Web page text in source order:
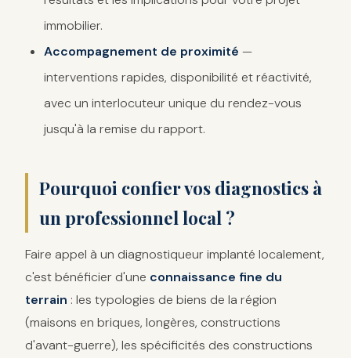
immobilier.
Accompagnement de proximité —
interventions rapides, disponibilité et réactivité,
avec un interlocuteur unique du rendez-vous
jusqu'à la remise du rapport.
Pourquoi confier vos diagnostics à
un professionnel local ?
Faire appel à un diagnostiqueur implanté localement,
c'est bénéficier d'une connaissance fine du
terrain : les typologies de biens de la région
(maisons en briques, longères, constructions
d'avant-guerre), les spécificités des constructions